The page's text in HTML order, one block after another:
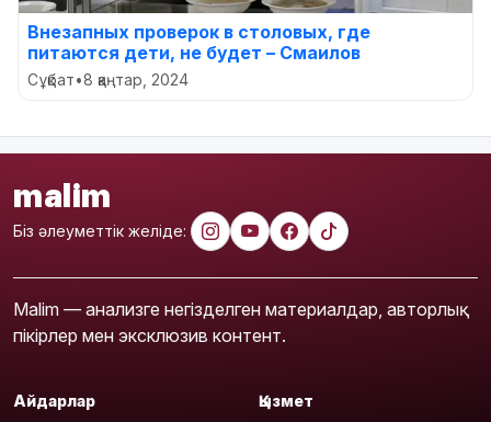
Внезапных проверок в столовых, где
питаются дети, не будет – Смаилов
Сұқбат•8 қаңтар, 2024
malim
Біз әлеуметтік желіде:
Malim — анализге негізделген материалдар, авторлық
пікірлер мен эксклюзив контент.
Айдарлар Қызмет